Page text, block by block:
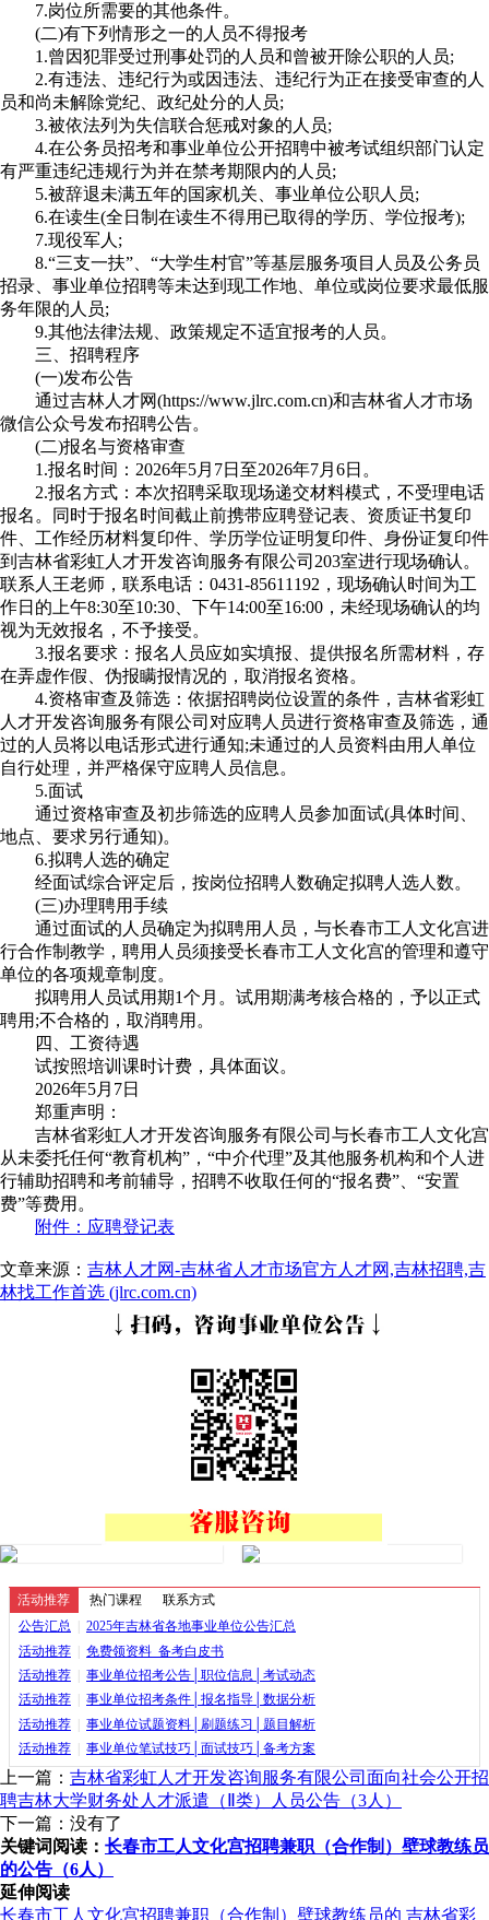
7.岗位所需要的其他条件。
(二)有下列情形之一的人员不得报考
1.曾因犯罪受过刑事处罚的人员和曾被开除公职的人员;
2.有违法、违纪行为或因违法、违纪行为正在接受审查的人
员和尚未解除党纪、政纪处分的人员;
3.被依法列为失信联合惩戒对象的人员;
4.在公务员招考和事业单位公开招聘中被考试组织部门认定
有严重违纪违规行为并在禁考期限内的人员;
5.被辞退未满五年的国家机关、事业单位公职人员;
6.在读生(全日制在读生不得用已取得的学历、学位报考);
7.现役军人;
8.“三支一扶”、“大学生村官”等基层服务项目人员及公务员
招录、事业单位招聘等未达到现工作地、单位或岗位要求最低服
务年限的人员;
9.其他法律法规、政策规定不适宜报考的人员。
三、招聘程序
(一)发布公告
通过吉林人才网(https://www.jlrc.com.cn)和吉林省人才市场
微信公众号发布招聘公告。
(二)报名与资格审查
1.报名时间：2026年5月7日至2026年7月6日。
2.报名方式：本次招聘采取现场递交材料模式，不受理电话
报名。同时于报名时间截止前携带应聘登记表、资质证书复印
件、工作经历材料复印件、学历学位证明复印件、身份证复印件
到吉林省彩虹人才开发咨询服务有限公司203室进行现场确认。
联系人王老师，联系电话：0431-85611192，现场确认时间为工
作日的上午8:30至10:30、下午14:00至16:00，未经现场确认的均
视为无效报名，不予接受。
3.报名要求：报名人员应如实填报、提供报名所需材料，存
在弄虚作假、伪报瞒报情况的，取消报名资格。
4.资格审查及筛选：依据招聘岗位设置的条件，吉林省彩虹
人才开发咨询服务有限公司对应聘人员进行资格审查及筛选，通
过的人员将以电话形式进行通知;未通过的人员资料由用人单位
自行处理，并严格保守应聘人员信息。
5.面试
通过资格审查及初步筛选的应聘人员参加面试(具体时间、
地点、要求另行通知)。
6.拟聘人选的确定
经面试综合评定后，按岗位招聘人数确定拟聘人选人数。
(三)办理聘用手续
通过面试的人员确定为拟聘用人员，与长春市工人文化宫进
行合作制教学，聘用人员须接受长春市工人文化宫的管理和遵守
单位的各项规章制度。
拟聘用人员试用期1个月。试用期满考核合格的，予以正式
聘用;不合格的，取消聘用。
四、工资待遇
试按照培训课时计费，具体面议。
2026年5月7日
郑重声明：
吉林省彩虹人才开发咨询服务有限公司与长春市工人文化宫
从未委托任何“教育机构”，“中介代理”及其他服务机构和个人进
行辅助招聘和考前辅导，招聘不收取任何的“报名费”、“安置
费”等费用。
附件：应聘登记表
文章来源： 吉林人才网-吉林省人才市场官方人才网,吉林招聘,吉
林找工作首选 (jlrc.com.cn)
活动推荐 热门课程 联系方式
公告汇总
2025年吉林省各地事业单位公告汇总
活动推荐
免费领资料_备考白皮书
活动推荐
事业单位招考公告│职位信息│考试动态
活动推荐
事业单位招考条件│报名指导│数据分析
活动推荐
事业单位试题资料│刷题练习│题目解析
活动推荐
事业单位笔试技巧│面试技巧│备考方案
上一篇： 吉林省彩虹人才开发咨询服务有限公司面向社会公开招
聘吉林大学财务处人才派遣（Ⅱ类）人员公告（3人）
下一篇：没有了
关键词阅读： 长春市工人文化宫招聘兼职（合作制）壁球教练员
的公告（6人）
延伸阅读
长春市工人文化宫招聘兼职（合作制）壁球教练员的 吉林省彩